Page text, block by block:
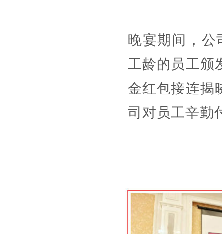
晚宴期间，公
工龄的员工颁
金红包接连揭
司对员工辛勤